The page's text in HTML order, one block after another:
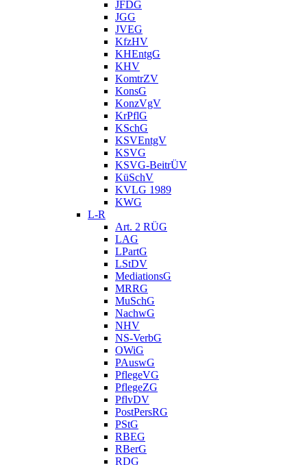
JFDG
JGG
JVEG
KfzHV
KHEntgG
KHV
KomtrZV
KonsG
KonzVgV
KrPflG
KSchG
KSVEntgV
KSVG
KSVG-BeitrÜV
KüSchV
KVLG 1989
KWG
L-R
Art. 2 RÜG
LAG
LPartG
LStDV
MediationsG
MRRG
MuSchG
NachwG
NHV
NS-VerbG
OWiG
PAuswG
PflegeVG
PflegeZG
PflvDV
PostPersRG
PStG
RBEG
RBerG
RDG